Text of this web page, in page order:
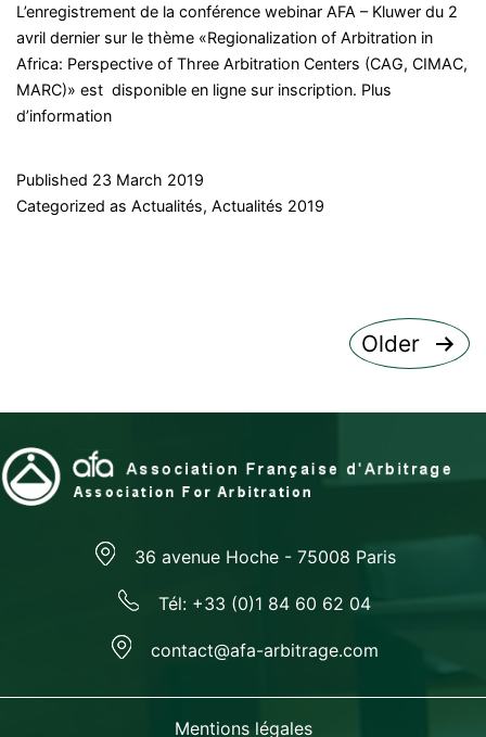
L’enregistrement de la conférence webinar AFA – Kluwer du 2
avril dernier sur le thème «Regionalization of Arbitration in
Africa: Perspective of Three Arbitration Centers (CAG, CIMAC,
MARC)» est disponible en ligne sur inscription. Plus
d’information
Published 23 March 2019
Categorized as Actualités, Actualités 2019
Older
36 avenue Hoche - 75008 Paris
Tél: +33 (0)1 84 60 62 04
contact@afa-arbitrage.com
Mentions légales